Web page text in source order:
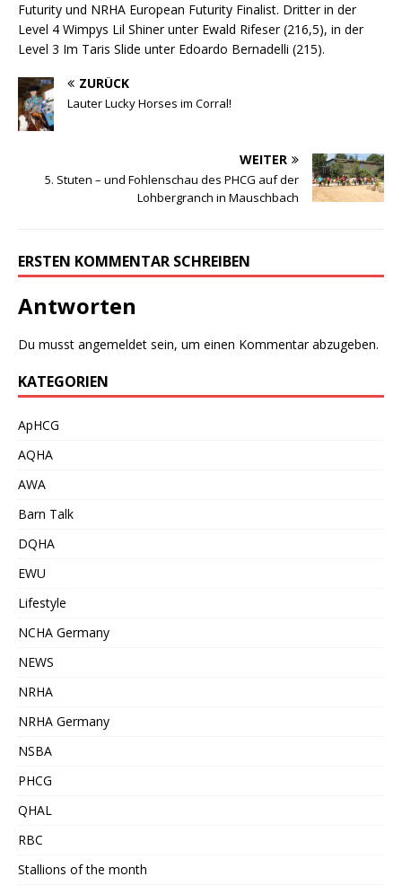
Futurity und NRHA European Futurity Finalist. Dritter in der
Level 4 Wimpys Lil Shiner unter Ewald Rifeser (216,5), in der
Level 3 Im Taris Slide unter Edoardo Bernadelli (215).
ZURÜCK
Lauter Lucky Horses im Corral!
WEITER
5. Stuten – und Fohlenschau des PHCG auf der
Lohbergranch in Mauschbach
ERSTEN KOMMENTAR SCHREIBEN
Antworten
Du musst angemeldet sein, um einen Kommentar abzugeben.
KATEGORIEN
ApHCG
AQHA
AWA
Barn Talk
DQHA
EWU
Lifestyle
NCHA Germany
NEWS
NRHA
NRHA Germany
NSBA
PHCG
QHAL
RBC
Stallions of the month